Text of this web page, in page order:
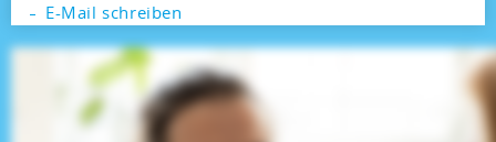
E-Mail schreiben